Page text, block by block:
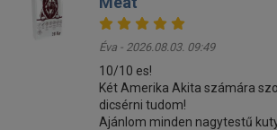
Éva - 2026.08.03. 09:49
10/10 es!
Két Amerika Akita számára
dicsérni tudom!
Ajánlom minden nagytestű